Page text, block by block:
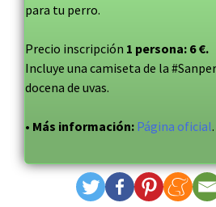
para tu perro.
Precio inscripción 1 persona: 6 €.
Incluye una camiseta de la
docena de uvas.
• Más información: Página oficial.